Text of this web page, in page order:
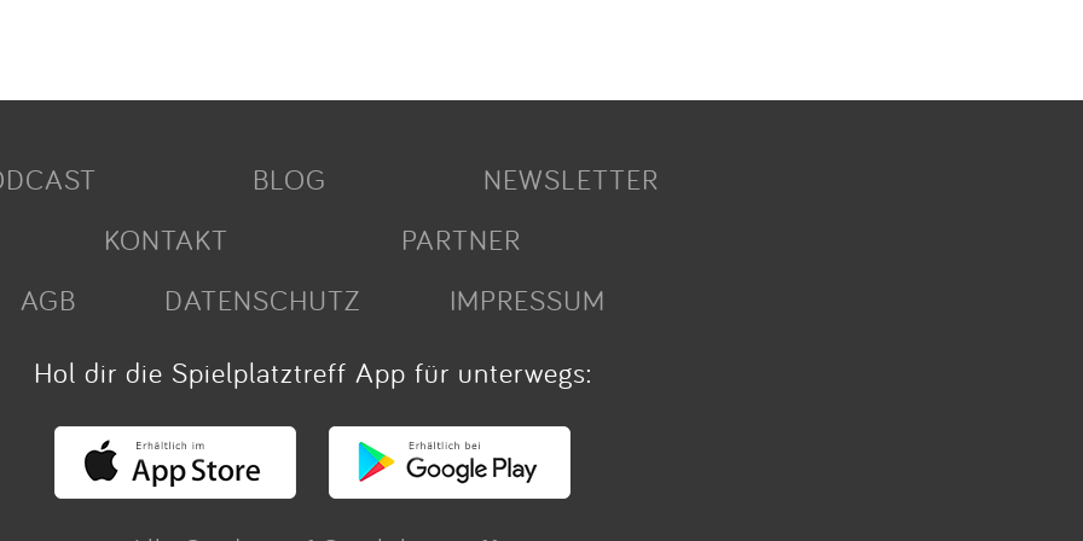
BLOG
NEWSLETTER
KONTAKT
PARTNER
AGB
DATENSCHUTZ
IMPRESSUM
Hol dir die Spielplatztreff App für unterwegs: